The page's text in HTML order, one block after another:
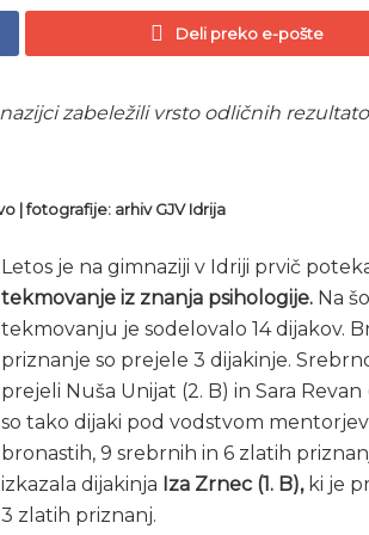
Deli preko e-pošte
zabeležili vrsto odličnih
| fotografije: arhiv GJV Idrija
Letos je na gimnaziji v Idriji prvič
tekmovanje iz znanja psihologije. Na
tekmovanju je sodelovalo 14 dijakov.
priznanje so prejele 3 dijakinje.
prejeli Nuša Unijat (2. B) in Sara Revan
so tako dijaki pod vodstvom mentorjev
bronastih, 9 srebrnih in 6 zlatih
izkazala dijakinja Iza Zrnec (1. B),ki je
3 zlatih priznanj.